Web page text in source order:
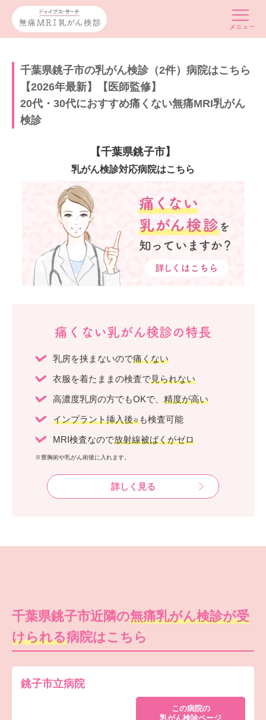
千葉県銚子市の乳がん検診（2件）病院はこちら
【2026年最新】【医師監修】
20代・30代におすすめ痛くない無痛MRI乳がん
検診
【千葉県銚子市】
乳がん検診対応病院はこちら
痛くない乳がん検診の特長
乳房を挟まないので痛くない
衣服を着たままの検査で見られない
高濃度乳房の方でもOKで、 精度が高い
インプラント挿入後※ も検査可能
MRI検査なので放射線被ばくがゼロ
※豊胸術や乳がん術後に入れます。
詳しく見る
千葉県銚子市近隣の無痛乳がん検診が受
けられる病院はこちら
銚子市立病院
この病院の
乳がん検診ページ